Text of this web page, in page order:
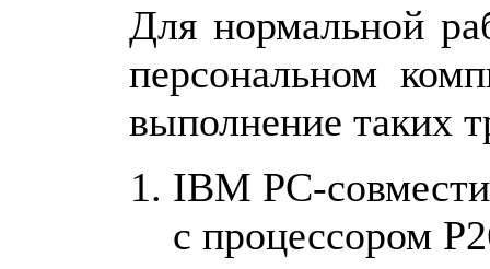
Для нормальной
персональном
выполнение таких
IBM PC-
с процессором